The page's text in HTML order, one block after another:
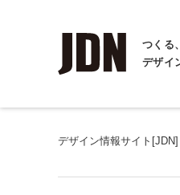
つくる
デザイ
デザイン情報サイト[JDN]